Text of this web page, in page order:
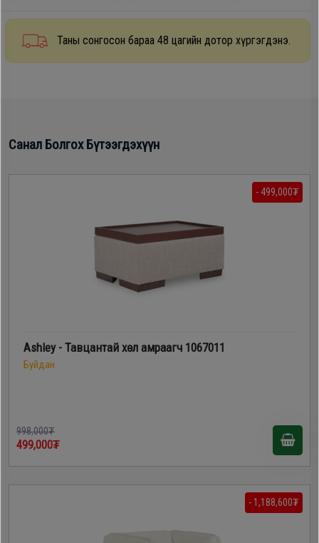
Infinix
Huawei
Ухаалаг
Таны сонгосон бараа 48 цагийн дотор хүргэгдэнэ.
Санал Болгох Бүтээгдэхүүн
- 499,000₮
Ashley - Тавцантай хөл амраагч 1067011
Буйдан
998,000₮
499,000₮
- 1,188,600₮